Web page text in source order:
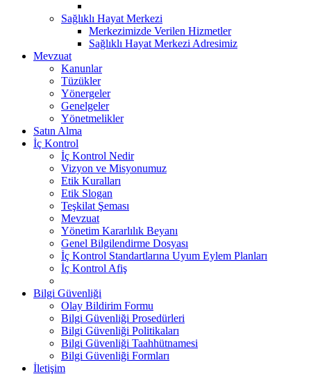
Sağlıklı Hayat Merkezi
Merkezimizde Verilen Hizmetler
Sağlıklı Hayat Merkezi Adresimiz
Mevzuat
Kanunlar
Tüzükler
Yönergeler
Genelgeler
Yönetmelikler
Satın Alma
İç Kontrol
İç Kontrol Nedir
Vizyon ve Misyonumuz
Etik Kuralları
Etik Slogan
Teşkilat Şeması
Mevzuat
Yönetim Kararlılık Beyanı
Genel Bilgilendirme Dosyası
İç Kontrol Standartlarına Uyum Eylem Planları
İç Kontrol Afiş
Bilgi Güvenliği
Olay Bildirim Formu
Bilgi Güvenliği Prosedürleri
Bilgi Güvenliği Politikaları
Bilgi Güvenliği Taahhütnamesi
Bilgi Güvenliği Formları
İletişim